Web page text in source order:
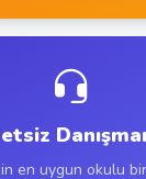
en uygun okulu